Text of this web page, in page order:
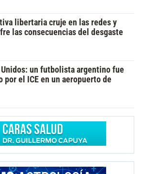
libertaria cruje en las redes y
las consecuencias del desgaste
Unidos: un futbolista argentino fue
por el ICE en un aeropuerto de